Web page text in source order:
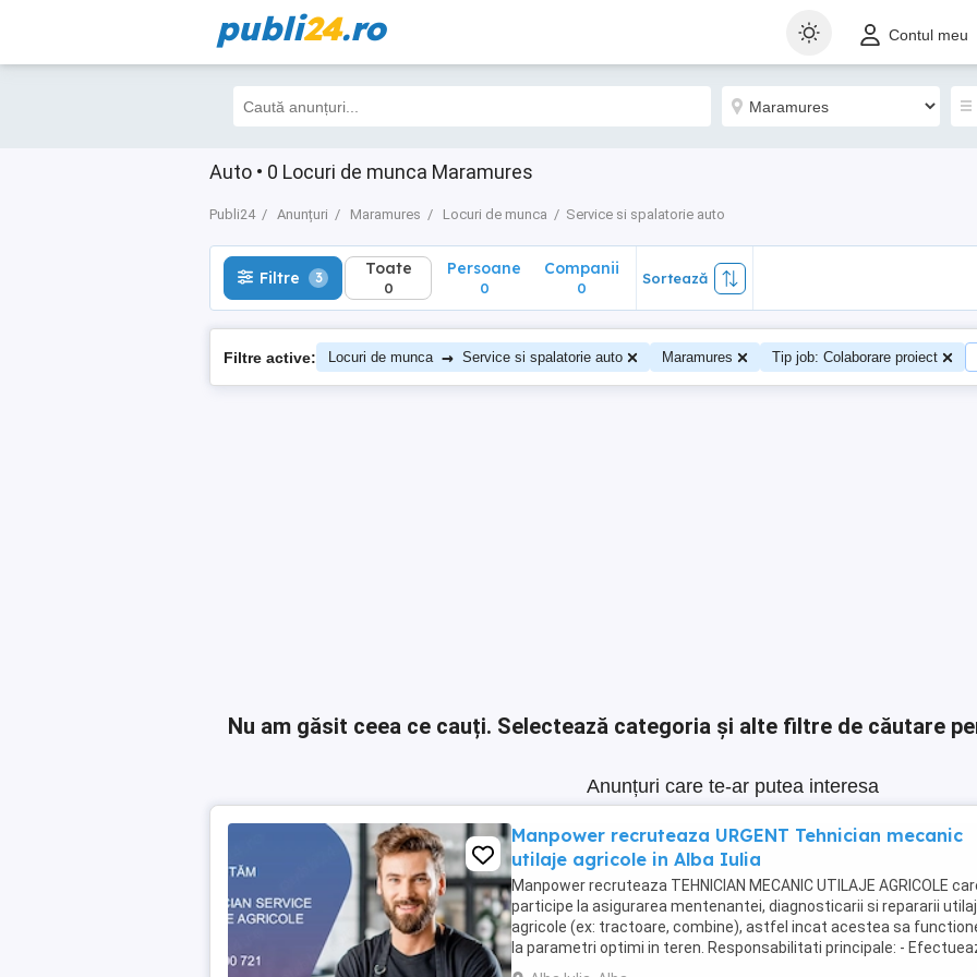
publi24.ro Contul meu
Auto • 0 Locuri de munca Maramures
Publi24 Anunțuri Maramures Locuri de munca Service si spalatorie auto
Filtre 3 Toate
0
Filtre 3 Toate
0
Persoane
0
Companii
0
Sortează
Filtre active: Locuri de munca → Service si spalatorie auto Maramures Tip job: Colaborare proiect
Nu am găsit ceea ce cauți. Selectează categoria și alte filtre de căutare
Anunțuri care te-ar putea interesa
Manpower recruteaza URGENT Tehnician mecanic
utilaje agricole in Alba Iulia
Manpower recruteaza TEHNICIAN MECANIC UTILAJE AGRICOLE
participe la asigurarea mentenantei, diagnosticarii si repararii
agricole (ex: tractoare, combine), astfel incat acestea sa
la parametri optimi in teren. Responsabilitati principale: -
diagnoza tehnica ...